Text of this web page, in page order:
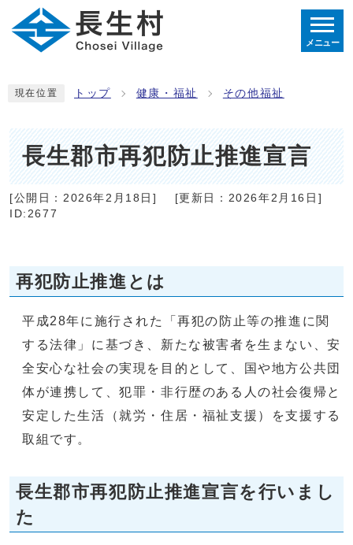
メニュー
現在位置 トップ 健康・福祉 その他福祉
長生郡市再犯防止推進宣言
[公開日： 2026年2月18日 ] [更新日： 2026年2月16日 ]
ID:2677
再犯防止推進とは
平成28年に施行された「再犯の防止等の推進に関
する法律」に基づき、新たな被害者を生まない、安
全安心な社会の実現を目的として、国や地方公共団
体が連携して、犯罪・非行歴のある人の社会復帰と
安定した生活（就労・住居・福祉支援）を支援する
取組です。
長生郡市再犯防止推進宣言を行いまし
た